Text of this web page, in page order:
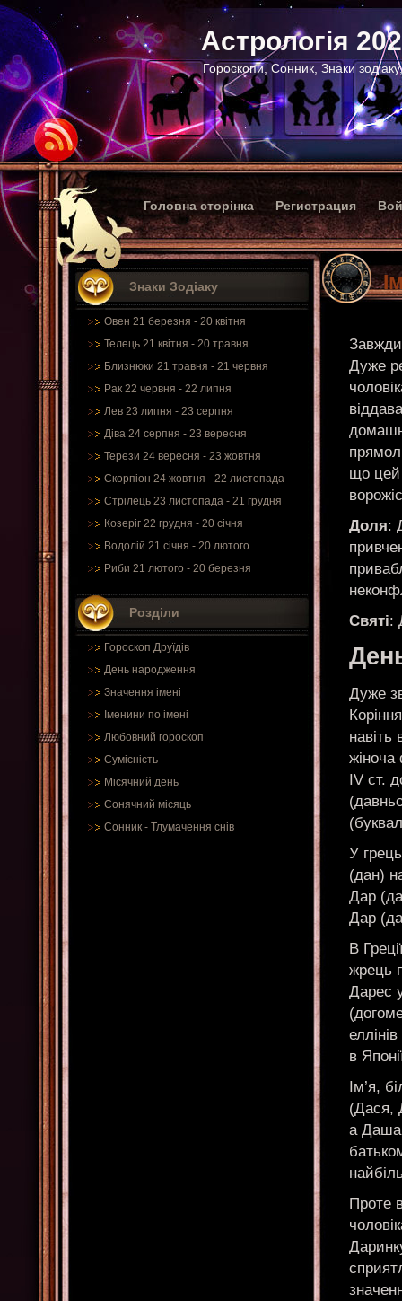
Астрологія
Гороскопи, Сонник, Знаки
Головна сторінка Регистрация
Знаки Зодіаку
Овен 21 березня - 20 квітня
Телець 21 квітня - 20 травня
Близнюки 21 травня - 21 червня
Рак 22 червня - 22 липня
Лев 23 липня - 23 серпня
Діва 24 серпня - 23 вересня
Терези 24 вересня - 23 жовтня
Скорпіон 24 жовтня - 22 листопада
Стрілець 23 листопада - 21 грудня
Козеріг 22 грудня - 20 січня
Водолій 21 січня - 20 лютого
Риби 21 лютого - 20 березня
Розділи
Гороскоп Друїдів
День народження
Значення імені
Іменини по імені
Любовний гороскоп
Сумісність
Місячний день
Сонячний місяць
Сонник - Тлумачення снів
Дуже
що цей
Доля:
Святі:
Дуже
жіноча
IV ст.
У
(дан)
Дар
Дар
В
жрець
Дарес
в
Ім’я,
(Дася,
а Даша
Проте